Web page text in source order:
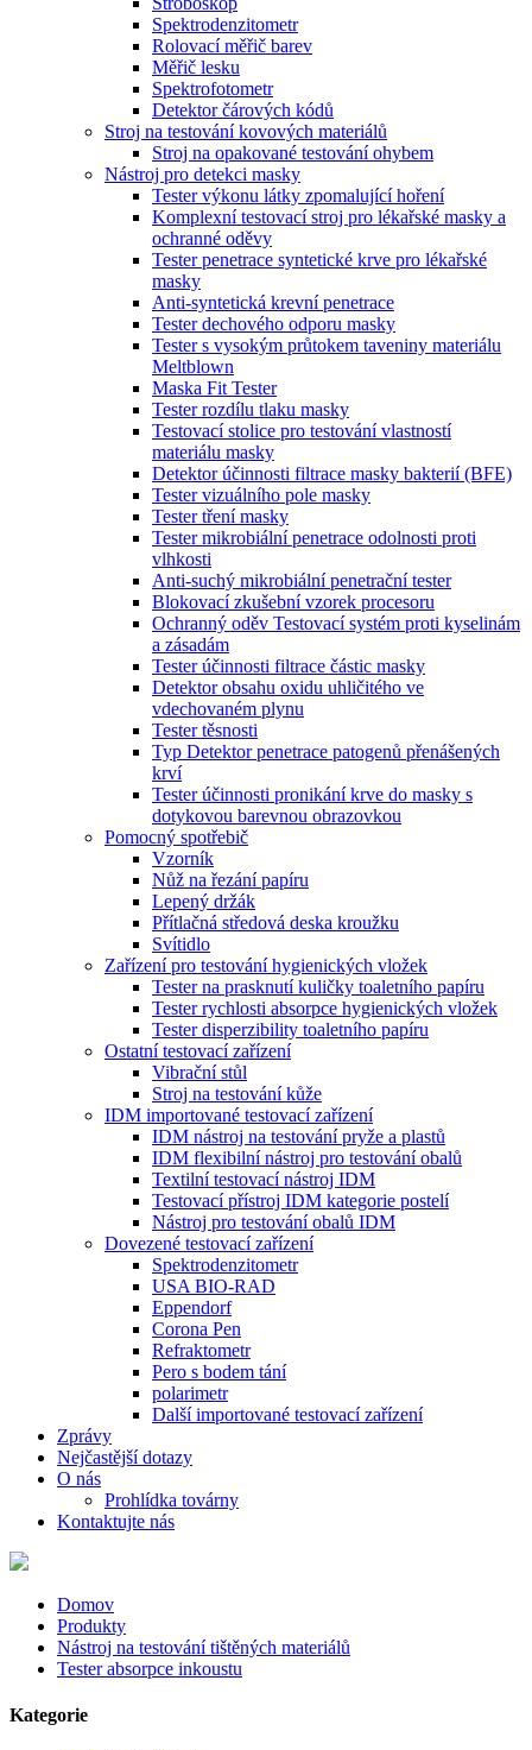
Spektrodenzitometr
Rolovací měřič barev
Měřič lesku
Spektrofotometr
Detektor čárových kódů
Stroj na testování kovových materiálů
Stroj na opakované testování ohybem
Nástroj pro detekci masky
Tester výkonu látky zpomalující hoření
Komplexní testovací stroj pro lékařské masky a
ochranné oděvy
Tester penetrace syntetické krve pro lékařské
masky
Anti-syntetická krevní penetrace
Tester dechového odporu masky
Tester s vysokým průtokem taveniny materiálu
Meltblown
Maska Fit Tester
Tester rozdílu tlaku masky
Testovací stolice pro testování vlastností
materiálu masky
Detektor účinnosti filtrace masky bakterií (BFE)
Tester vizuálního pole masky
Tester tření masky
Tester mikrobiální penetrace odolnosti proti
vlhkosti
Anti-suchý mikrobiální penetrační tester
Blokovací zkušební vzorek procesoru
Ochranný oděv Testovací systém proti kyselinám
a zásadám
Tester účinnosti filtrace částic masky
Detektor obsahu oxidu uhličitého ve
vdechovaném plynu
Tester těsnosti
Typ Detektor penetrace patogenů přenášených
krví
Tester účinnosti pronikání krve do masky s
dotykovou barevnou obrazovkou
Pomocný spotřebič
Vzorník
Nůž na řezání papíru
Lepený držák
Přítlačná středová deska kroužku
Svítidlo
Zařízení pro testování hygienických vložek
Tester na prasknutí kuličky toaletního papíru
Tester rychlosti absorpce hygienických vložek
Tester disperzibility toaletního papíru
Ostatní testovací zařízení
Vibrační stůl
Stroj na testování kůže
IDM importované testovací zařízení
IDM nástroj na testování pryže a plastů
IDM flexibilní nástroj pro testování obalů
Textilní testovací nástroj IDM
Testovací přístroj IDM kategorie postelí
Nástroj pro testování obalů IDM
Dovezené testovací zařízení
Spektrodenzitometr
USA BIO-RAD
Eppendorf
Corona Pen
Refraktometr
Pero s bodem tání
polarimetr
Další importované testovací zařízení
Zprávy
Nejčastější dotazy
O nás
Prohlídka továrny
Kontaktujte nás
Domov
Produkty
Nástroj na testování tištěných materiálů
Tester absorpce inkoustu
Kategorie